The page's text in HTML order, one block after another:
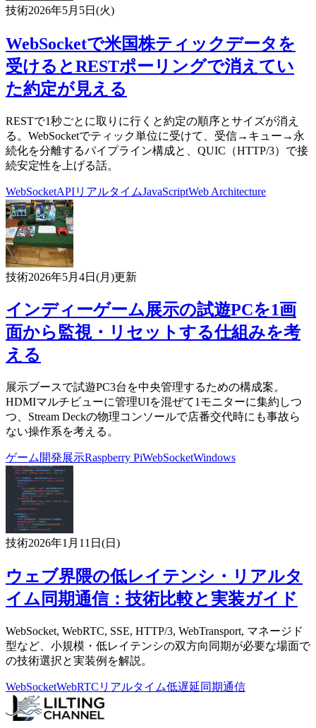
技術2026年5月5日(火)
WebSocketで米国株ティックデータを
受けるとRESTポーリングで消えてい
た約定が見える
RESTで1秒ごとに取りに行くと約定の順序とサイズが消え
る。WebSocketでティック単位に受けて、受信→キュー→永
続化を分離するパイプライン構成と、QUIC（HTTP/3）で接
続安定性を上げる話。
WebSocketAPIリアルタイムJavaScriptWeb Architecture
技術2026年5月4日(月)更新
インディーゲーム展示の試遊PCを1画
面から監視・リセットする仕組みを考
える
展示ブースで試遊PC3台を中央管理するための構成案。
HDMIマルチビューに管理UIを混ぜて1モニターに集約しつ
つ、Stream Deckの物理コンソールで店番交代時にも事故ら
ない操作系を考える。
ゲーム開発展示Raspberry PiWebSocketWindows
技術2026年1月11日(日)
ウェブ界隈の低レイテンシ・リアルタ
イム同期通信：技術比較と実装ガイド
WebSocket, WebRTC, SSE, HTTP/3, WebTransport, マネージド
型など、小規模・低レイテンシの双方向同期が必要な場面で
の技術選択と実装例を解説。
WebSocketWebRTC リアルタイム低遅延同期通信